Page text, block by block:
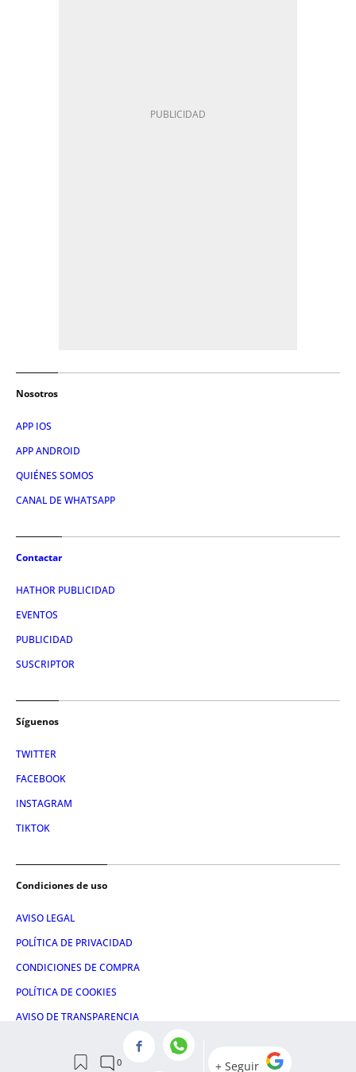
Nosotros
APP IOS
APP ANDROID
QUIÉNES SOMOS
CANAL DE WHATSAPP
Contactar
HATHOR PUBLICIDAD
EVENTOS
PUBLICIDAD
SUSCRIPTOR
Síguenos
TWITTER
FACEBOOK
INSTAGRAM
TIKTOK
Condiciones de uso
AVISO LEGAL
POLÍTICA DE PRIVACIDAD
CONDICIONES DE COMPRA
POLÍTICA DE COOKIES
AVISO DE TRANSPARENCIA